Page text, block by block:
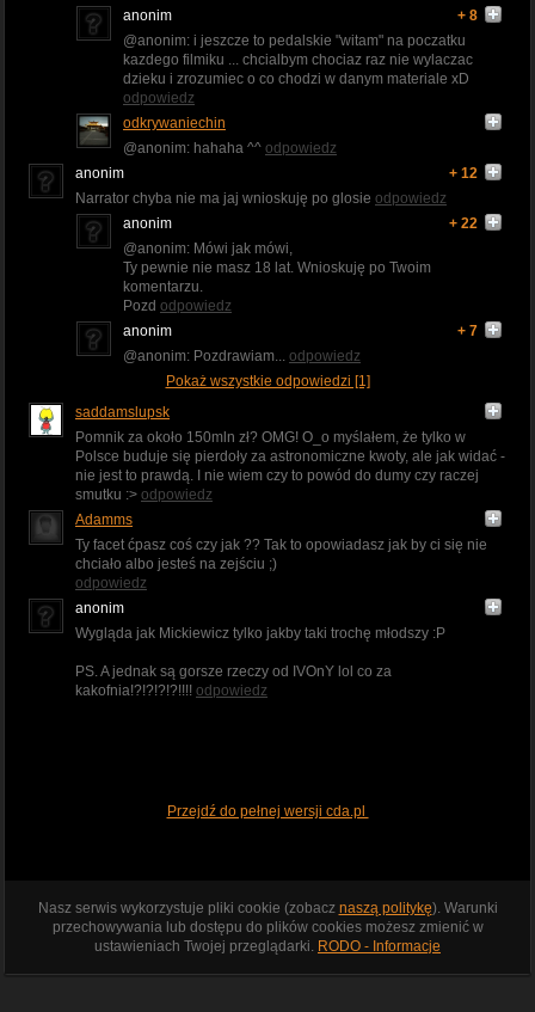
anonim
+ 8
@anonim: i jeszcze to pedalskie "witam" na poczatku
kazdego filmiku ... chcialbym chociaz raz nie wylaczac
dzieku i zrozumiec o co chodzi w danym materiale xD
odpowiedz
odkrywaniechin
@anonim: hahaha ^^ odpowiedz
anonim
+ 12
Narrator chyba nie ma jaj wnioskuję po glosie odpowiedz
anonim
+ 22
@anonim: Mówi jak mówi,
Ty pewnie nie masz 18 lat. Wnioskuję po Twoim
komentarzu.
Pozd odpowiedz
anonim
+ 7
@anonim: Pozdrawiam... odpowiedz
Pokaż wszystkie odpowiedzi [1]
saddamslupsk
Pomnik za około 150mln zł? OMG! O_o myślałem, że tylko w
Polsce buduje się pierdoły za astronomiczne kwoty, ale jak widać -
nie jest to prawdą. I nie wiem czy to powód do dumy czy raczej
smutku :> odpowiedz
Adamms
Ty facet ćpasz coś czy jak ?? Tak to opowiadasz jak by ci się nie
chciało albo jesteś na zejściu ;)
odpowiedz
anonim
Wygląda jak Mickiewicz tylko jakby taki trochę młodszy :P
PS. A jednak są gorsze rzeczy od IVOnY lol co za
kakofnia!?!?!?!?!!!! odpowiedz
Przejdź do pełnej wersji cda.pl
Nasz serwis wykorzystuje pliki cookie (zobacz naszą politykę). Warunki
przechowywania lub dostępu do plików cookies możesz zmienić w
ustawieniach Twojej przeglądarki. RODO - Informacje